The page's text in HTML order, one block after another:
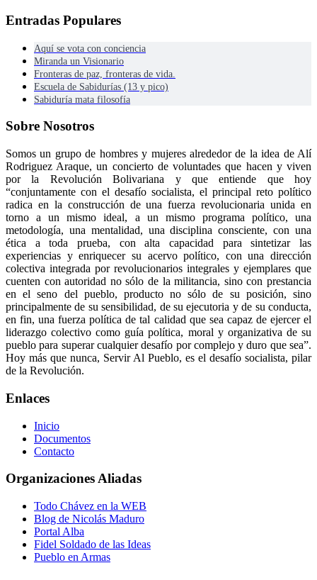
Entradas Populares
Aquí se vota con conciencia
Miranda un Visionario
Fronteras de paz, fronteras de vida.
Escuela de Sabidurías (13 y pico)
Sabiduría mata filosofía
Sobre Nosotros
Somos un grupo de hombres y mujeres alrededor de la idea de Alí
Rodriguez Araque, un concierto de voluntades que hacen y viven
por la Revolución Bolivariana y que entiende que hoy
“conjuntamente con el desafío socialista, el principal reto político
radica en la construcción de una fuerza revolucionaria unida en
torno a un mismo ideal, a un mismo programa político, una
metodología, una mentalidad, una disciplina consciente, con una
ética a toda prueba, con alta capacidad para sintetizar las
experiencias y enriquecer su acervo político, con una dirección
colectiva integrada por revolucionarios integrales y ejemplares que
cuenten con autoridad no sólo de la militancia, sino con prestancia
en el seno del pueblo, producto no sólo de su posición, sino
principalmente de su sensibilidad, de su ejecutoria y de su conducta,
en fin, una fuerza política de tal calidad que sea capaz de ejercer el
liderazgo colectivo como guía política, moral y organizativa de su
pueblo para superar cualquier desafío por complejo y duro que sea”.
Hoy más que nunca, Servir Al Pueblo, es el desafío socialista, pilar
de la Revolución.
Enlaces
Inicio
Documentos
Contacto
Organizaciones Aliadas
Todo Chávez en la WEB
Blog de Nicolás Maduro
Portal Alba
Fidel Soldado de las Ideas
Pueblo en Armas